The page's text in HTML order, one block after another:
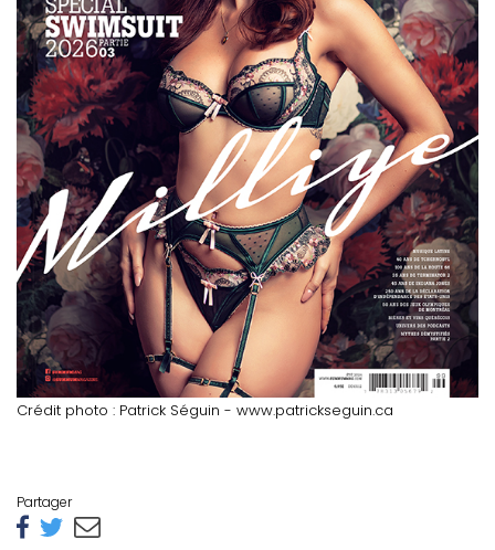
Crédit photo : Patrick Séguin - www.patrickseguin.ca
Partager